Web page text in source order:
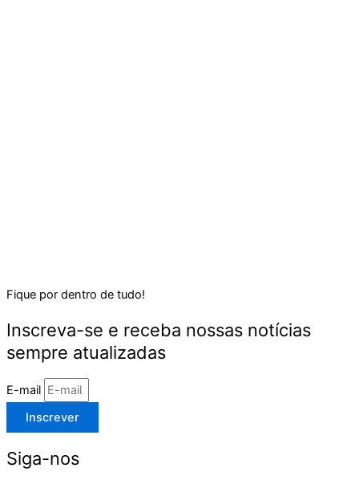
Fique por dentro de tudo!
Inscreva-se e receba nossas notícias
sempre atualizadas
E-mail
Inscrever
Siga-nos